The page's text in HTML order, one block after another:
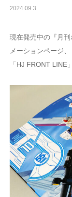
2024.09.3
現在発売中の『月
メーションページ、
「HJ FRONT LINE
開催要項
大会概要
お問合せ